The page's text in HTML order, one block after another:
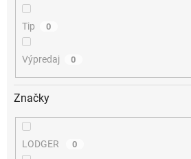
Tip 0
Výpredaj 0
Značky
LODGER 0